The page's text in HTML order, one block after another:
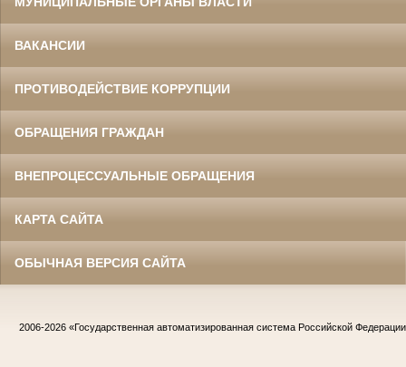
ВАКАНСИИ
ПРОТИВОДЕЙСТВИЕ КОРРУПЦИИ
ОБРАЩЕНИЯ ГРАЖДАН
ВНЕПРОЦЕССУАЛЬНЫЕ ОБРАЩЕНИЯ
КАРТА САЙТА
ОБЫЧНАЯ ВЕРСИЯ САЙТА
2006-2026 «Государственная автоматизированная система Российской